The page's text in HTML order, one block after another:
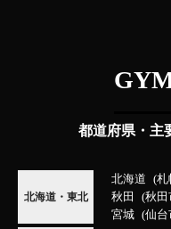
都道府県・主
北海道・東北
北海道 札
秋田
秋田
宮城
仙台